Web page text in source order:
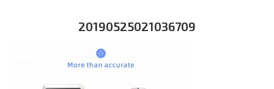
20190525021036709